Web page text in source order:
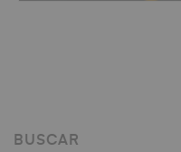
BUSCAR